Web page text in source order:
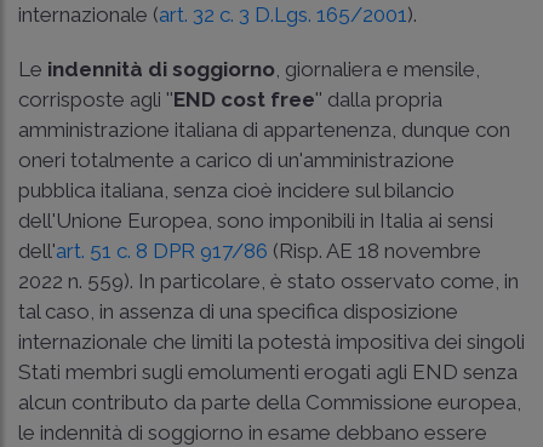
internazionale (art. 32 c. 3 D.Lgs. 165/2001).
Le indennità di soggiorno, giornaliera e mensile,
corrisposte agli ''END cost free'' dalla propria
amministrazione italiana di appartenenza, dunque con
oneri totalmente a carico di un'amministrazione
pubblica italiana, senza cioè incidere sul bilancio
dell'Unione Europea, sono imponibili in Italia ai sensi
dell'art. 51 c. 8 DPR 917/86 (Risp. AE 18 novembre
2022 n. 559). In particolare, è stato osservato come, in
tal caso, in assenza di una specifica disposizione
internazionale che limiti la potestà impositiva dei singoli
Stati membri sugli emolumenti erogati agli END senza
alcun contributo da parte della Commissione europea,
le indennità di soggiorno in esame debbano essere